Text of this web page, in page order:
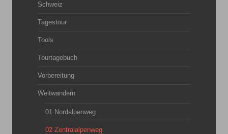
Schweiz
Tagestour
Tools
Tourtagebuch
Vorbereitung
Weitwandern
01 Nordalpenweg
02 Zentralalpenweg